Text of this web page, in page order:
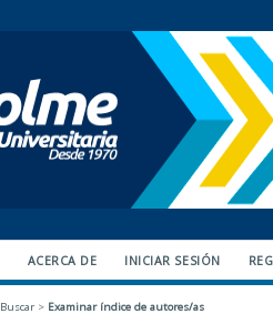
ACERCA DE INICIAR SESIÓN
Buscar > Examinar índice de autores/as